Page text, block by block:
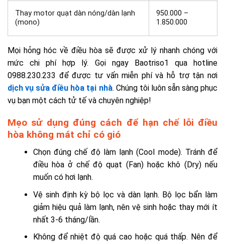
Thay motor quạt dàn nóng/dàn lạnh
(mono)
950.000 –
1.850.000
Mọi hỏng hóc về điều hòa sẽ được xử lý nhanh chóng với
mức chi phí hợp lý. Gọi ngay Baotriso1 qua hotline
0988.230.233 để được tư vấn miễn phí và hỗ trợ tận nơi
dịch vụ sửa điều hòa tại nhà. Chúng tôi luôn sẵn sàng phục
vụ bạn một cách tử tế và chuyên nghiệp!
Mẹo sử dụng đúng cách để hạn chế lỗi điều
hòa không mát chỉ có gió
Chọn đúng chế độ làm lạnh (Cool mode). Tránh để
điều hòa ở chế độ quạt (Fan) hoặc khô (Dry) nếu
muốn có hơi lạnh.
Vệ sinh định kỳ bộ lọc và dàn lạnh. Bộ lọc bẩn làm
giảm hiệu quả làm lạnh, nên vệ sinh hoặc thay mới ít
nhất 3-6 tháng/lần.
Không để nhiệt độ quá cao hoặc quá thấp. Nên để